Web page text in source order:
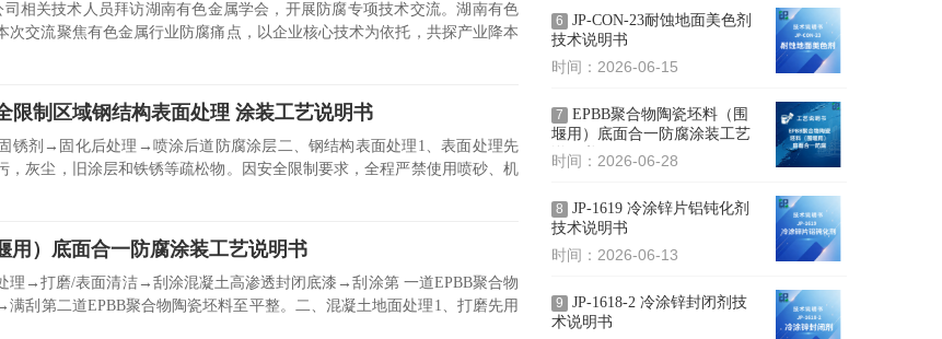
司相关技术人员拜访湖南有色金属学会，开展防腐专项技术交流。湖南有色
次交流聚焦有色金属行业防腐痛点，以企业核心技术为依托，共探产业降本
限制区域钢结构表面处理 涂装工艺说明书
锈剂→固化后处理→喷涂后道防腐涂层二、钢结构表面处理1、表面处理先
，灰尘，旧涂层和铁锈等疏松物。因安全限制要求，全程严禁使用喷砂、机
用）底面合一防腐涂装工艺说明书
理→打磨/表面清洁→刮涂混凝土高渗透封闭底漆→刮涂第 一道EPBB聚合物
刮第二道EPBB聚合物陶瓷坯料至平整。二、混凝土地面处理1、打磨先用
6
JP-CON-23耐蚀地面美色剂
技术说明书
时间：2026-06-15
7
EPBB聚合物陶瓷坯料（围
堰用）底面合一防腐涂装工艺
说明书
时间：2026-06-28
8
JP-1619 冷涂锌片铝钝化剂
技术说明书
时间：2026-06-13
9
JP-1618-2 冷涂锌封闭剂技
术说明书